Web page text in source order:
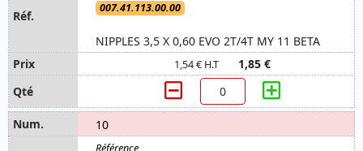
007.41.113.00.00
NIPPLES 3,5 X 0,60 EVO 2T/4T MY 11 BETA
1,54 € H.T 1,85 €
10